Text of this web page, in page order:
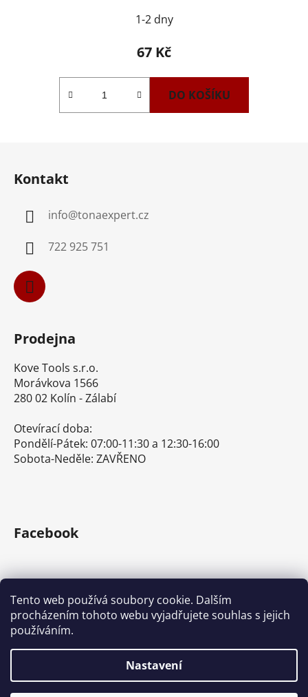
Tento web používá soubory cookie. Dalším
procházením tohoto webu vyjadřujete souhlas s jejich
používáním.
Nastavení
1-2 dny
67 Kč
DO KOŠÍKU
Kontakt
info@tonaexpert.cz
722 925 751
Prodejna
Kove Tools s.r.o.
Morávkova 1566
280 02 Kolín - Zálabí
Otevírací doba:
Pondělí-Pátek: 07:00-11:30 a 12:30-16:00
Sobota-Neděle: ZAVŘENO
Facebook
E-shop s ručním nářadím
Kove Tools s.r.o.